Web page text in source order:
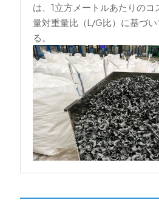
は、1立方メートルあたりのコ
量対重量比（L/G比）に基づ
る。